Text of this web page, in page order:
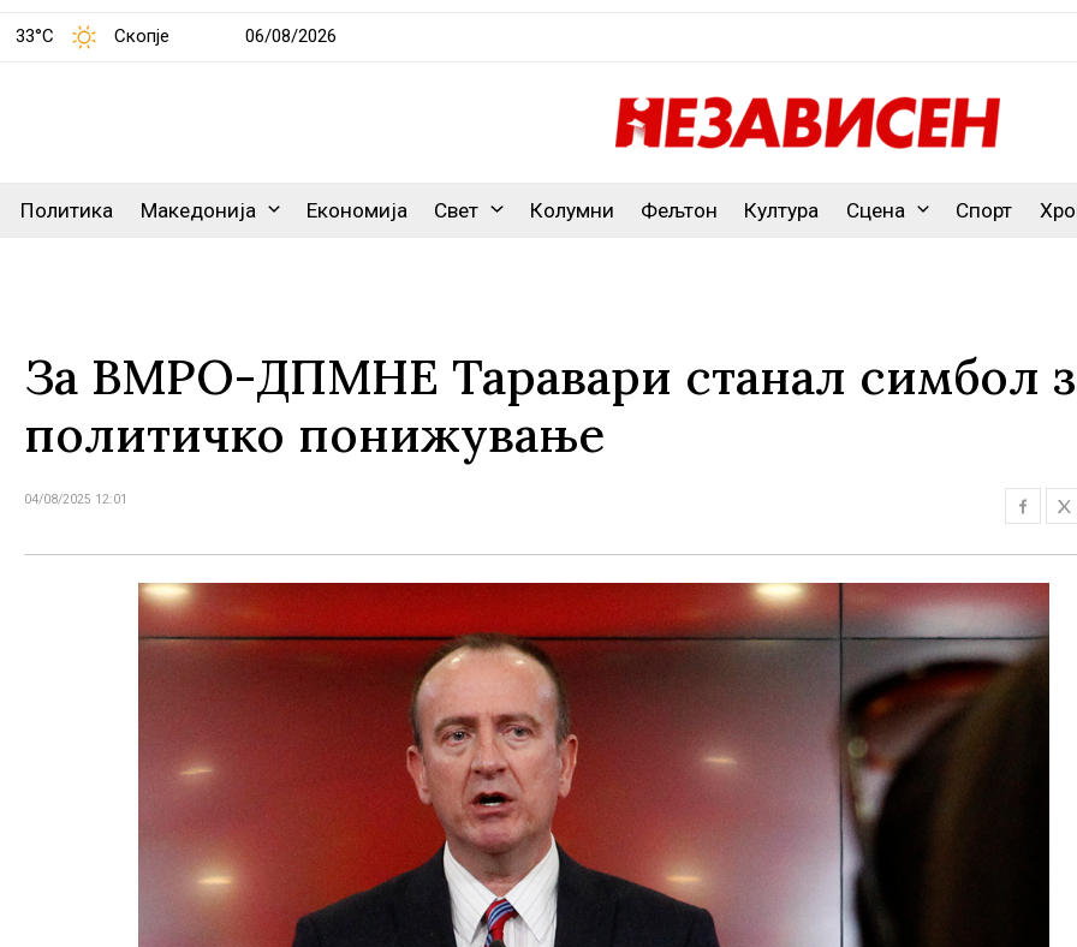
33°C Скопје 06/08/2026
Политика Македонија Економија Свет Колумни Фељтон Култура Сцена Спорт
За ВМРО-ДПМНЕ Таравари станал симбол
политичко понижување
04/08/2025 12:01